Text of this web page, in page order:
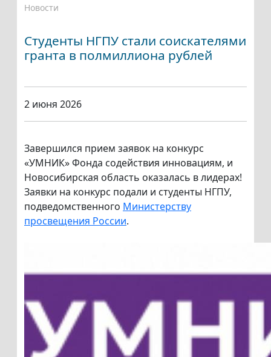
Новости
Студенты НГПУ стали соискателями
гранта в полмиллиона рублей
2 июня 2026
Завершился прием заявок на конкурс
«УМНИК» Фонда содействия инновациям, и
Новосибирская область оказалась в лидерах!
Заявки на конкурс подали и студенты НГПУ,
подведомственного Министерству
просвещения России.